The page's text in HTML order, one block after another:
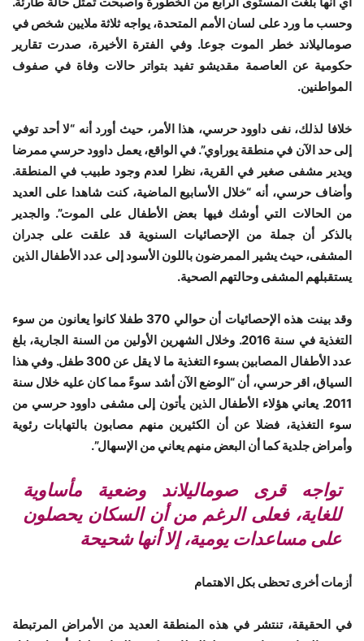
وحسب ما ورد على لسان الأمم المتحدة، يواجه ثلاثة ملايين شخص في
صوماليلاند خطر الموت جوعا. وفي الفترة الأخيرة، صدرت تقارير
حكومية عن العاصمة مقديشو تفيد بتواتر حالات وفاة في صفوف
المواطنين.
خلافا لذلك، نفى داوود حرسي، هذا الأمر، حيث أورد أنه “لا أحد توفي
إلى حد الآن في منطقة يوراوي”. في الواقع، يعمل داوود حرسي ممرضا
ويدير مشفى صغير في القرية، نظرا لعدم وجود طبيب في المنطقة.
وأضاف حرسي، أنه “خلال الأسابيع الماضية، كنت شاهدا على العديد
من الحالات التي أوشك فيها بعض الأطفال على الموت”. والجدير
بالذكر أن جملة من الإحصائيات السنوية قد علقت على جدران
المشفى، حيث يشير الممرضون باللون الأسود إلى عدد الأطفال الذين
يستقبلهم المشفى وحالتهم الصحية.
وقد بينت هذه الإحصائيات أن حوالي 370 طفلا كانوا يعانون من سوء
التغذية في سنة 2016. وخلال الشهرين الأولين من السنة الجارية، بلغ
عدد الأطفال المصابين بسوء التغذية ما لا يقل عن 300 طفل. وفي هذا
السياق، اقر حرسي، أن “الوضع الآن أشد سوءً مما كان عليه خلال سنة
2011. يعاني هؤلاء الأطفال الذين يأتون إلى مشفى داوود حرسي من
سوء التغذية، فضلا عن أن الكثيرين منهم مصابون بالتهابات رئوية
وأمراض جلدية كما أن البعض منهم يعاني من الإسهال”.
تواجه قرى صوماليلاند وضعية مأساوية
للغاية، فعلى الرغم من أن السكان يحصلون
على مساعدات يومية، إلا أنها شحيحة
أزمات أخرى تحظى بكل الاهتمام
في الحقيقة، تنتشر في هذه المنطقة العديد من الأمراض المرتبطة